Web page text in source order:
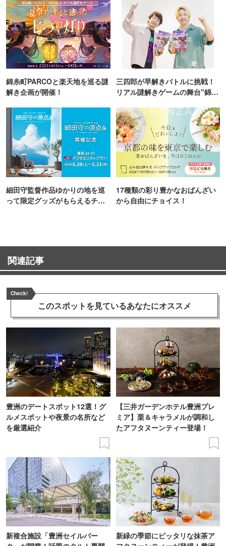
錦糸町PARCOと楽天地を巡る謎
解き企画が開催！
三四郎が早解きバトルに挑戦！
リアル謎解きゲームの舞台"錦糸
細田守監督作品ゆかりの地を巡
って限定グッズがもらえるチャ
17種類の彩り豊かなおばんざい
から自由にチョイス！
関連記事
Check!
このスポットを見ているあなたにオススメ
豊洲のデートスポット12選！グ
ルメスポットや夜景の名所など
を厳選紹介
【三井ガーデンホテル豊洲プレ
ミア】栗＆キャラメルが調和し
たアフタヌーンティー登場！
新複合施設「豊洲セイルパー
新緑の季節にピッタリな抹茶ア